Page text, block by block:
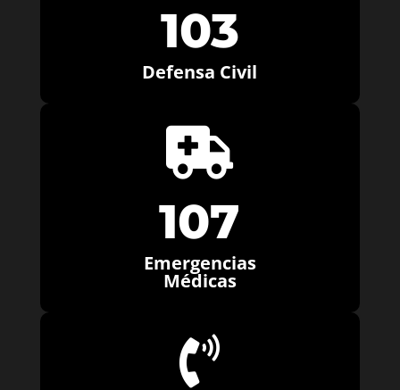
103
Defensa Civil

107
Emergencias
Médicas
